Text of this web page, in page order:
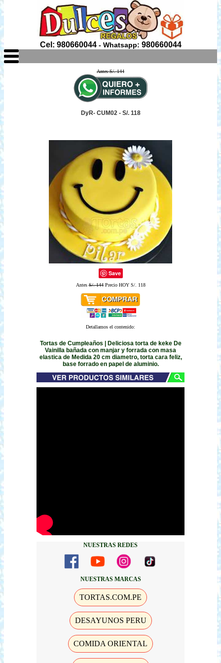
Cel: 980660044- Whatsapp: 980660044
Antes S/. 144
DyR- CUM02 - S/. 118
Save
AntesS/. 144Precio HOY S/. 118
Detallamos el contenido:
Tortas de Cumpleaños | Deliciosa torta de keke De
Vainilla bañada con manjar y forrada con masa
elastica de Medida 20 cm diametro, torta cara feliz,
base forrado en papel de aluminio.
NUESTRAS REDES
NUESTRAS MARCAS
TORTAS.COM.PE
DESAYUNOS PERU
COMIDA ORIENTAL